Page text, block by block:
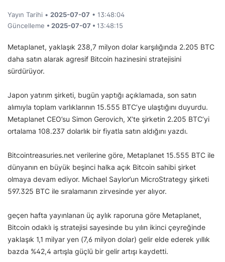
Yayın Tarihi • 2025-07-07 • 13:48:04
Güncelleme • 2025-07-07 • 13:48:15
Metaplanet, yaklaşık 238,7 milyon dolar karşılığında 2.205 BTC
daha satın alarak agresif Bitcoin hazinesini stratejisini
sürdürüyor.
Japon yatırım şirketi, bugün yaptığı açıklamada, son satın
alımıyla toplam varlıklarının 15.555 BTC’ye ulaştığını duyurdu.
Metaplanet CEO’su Simon Gerovich, X’te şirketin 2.205 BTC’yi
ortalama 108.237 dolarlık bir fiyatla satın aldığını yazdı.
Bitcointreasuries.net verilerine göre, Metaplanet 15.555 BTC ile
dünyanın en büyük beşinci halka açık Bitcoin sahibi şirket
olmaya devam ediyor. Michael Saylor’un MicroStrategy şirketi
597.325 BTC ile sıralamanın zirvesinde yer alıyor.
geçen hafta yayınlanan üç aylık raporuna göre Metaplanet,
Bitcoin odaklı iş stratejisi sayesinde bu yılın ikinci çeyreğinde
yaklaşık 1,1 milyar yen (7,6 milyon dolar) gelir elde ederek yıllık
bazda %42,4 artışla güçlü bir gelir artışı kaydetti.